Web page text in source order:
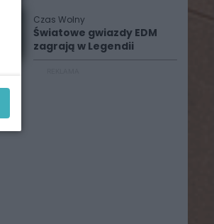
Czas Wolny
Światowe gwiazdy EDM
zagrają w Legendii